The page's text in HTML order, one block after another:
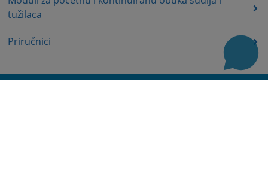
tužilaca
Priručnici